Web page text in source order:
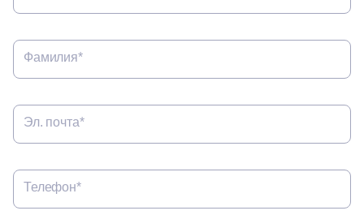
Фамилия*
Эл. почта*
Телефон*